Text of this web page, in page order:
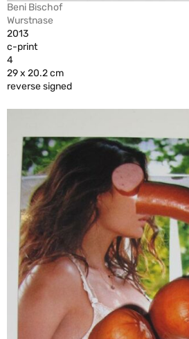
Beni Bischof
Wurstnase
2013
c-print
4
29 x 20.2 cm
reverse signed